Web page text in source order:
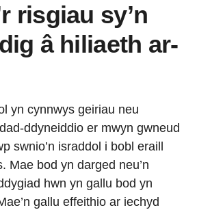
risgiau sy’n
â hiliaeth ar-
yn cynnwys geiriau neu
ddyneiddio er mwyn gwneud
swnio’n israddol i bobl eraill
Mae bod yn darged neu’n
hwn yn gallu bod yn
gallu effeithio ar iechyd